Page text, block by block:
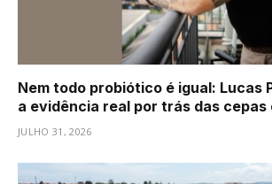
Nem todo probiótico é igual: Lucas
a evidência real por trás das
JULHO 31, 2026